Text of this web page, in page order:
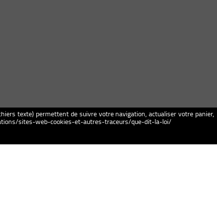
texte) permettent de suivre votre navigation, actualiser votre panier,
sites-web-cookies-et-autres-traceurs/que-dit-la-loi/